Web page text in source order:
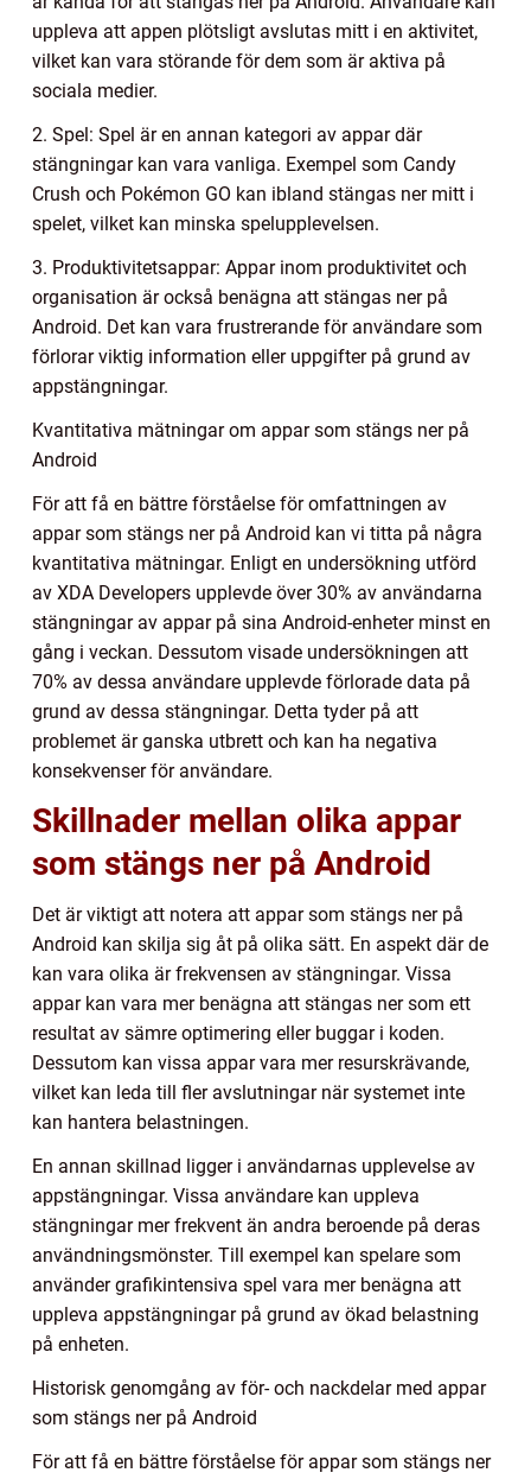
uppleva att appen plötsligt avslutas mitt i en aktivitet,
vilket kan vara störande för dem som är aktiva på
sociala medier.
2. Spel: Spel är en annan kategori av appar där
stängningar kan vara vanliga. Exempel som Candy
Crush och Pokémon GO kan ibland stängas ner mitt i
spelet, vilket kan minska spelupplevelsen.
3. Produktivitetsappar: Appar inom produktivitet och
organisation är också benägna att stängas ner på
Android. Det kan vara frustrerande för användare som
förlorar viktig information eller uppgifter på grund av
appstängningar.
Kvantitativa mätningar om appar som stängs ner på
Android
För att få en bättre förståelse för omfattningen av
appar som stängs ner på Android kan vi titta på några
kvantitativa mätningar. Enligt en undersökning utförd
av XDA Developers upplevde över 30% av användarna
stängningar av appar på sina Android-enheter minst en
gång i veckan. Dessutom visade undersökningen att
70% av dessa användare upplevde förlorade data på
grund av dessa stängningar. Detta tyder på att
problemet är ganska utbrett och kan ha negativa
konsekvenser för användare.
Skillnader mellan olika appar
som stängs ner på Android
Det är viktigt att notera att appar som stängs ner på
Android kan skilja sig åt på olika sätt. En aspekt där de
kan vara olika är frekvensen av stängningar. Vissa
appar kan vara mer benägna att stängas ner som ett
resultat av sämre optimering eller buggar i koden.
Dessutom kan vissa appar vara mer resurskrävande,
vilket kan leda till fler avslutningar när systemet inte
kan hantera belastningen.
En annan skillnad ligger i användarnas upplevelse av
appstängningar. Vissa användare kan uppleva
stängningar mer frekvent än andra beroende på deras
användningsmönster. Till exempel kan spelare som
använder grafikintensiva spel vara mer benägna att
uppleva appstängningar på grund av ökad belastning
på enheten.
Historisk genomgång av för- och nackdelar med appar
som stängs ner på Android
För att få en bättre förståelse för appar som stängs ner